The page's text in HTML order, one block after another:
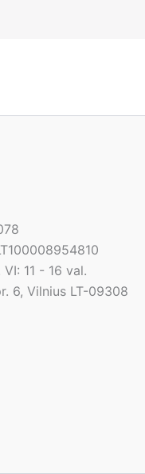
11 - 16 val.
6, Vilnius LT-09308